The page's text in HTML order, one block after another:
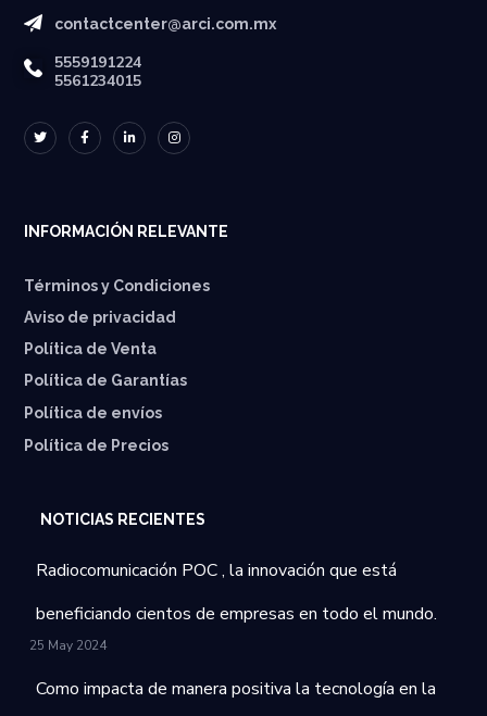
contactcenter@arci.com.mx
5559191224
5561234015
INFORMACIÓN RELEVANTE
Términos y Condiciones
Aviso de privacidad
Política de Venta
Política de Garantías
⁠Política de envíos
Política de Precios
NOTICIAS RECIENTES
Radiocomunicación POC , la innovación que está
beneficiando cientos de empresas en todo el mundo.
25 May 2024
Como impacta de manera positiva la tecnología en la